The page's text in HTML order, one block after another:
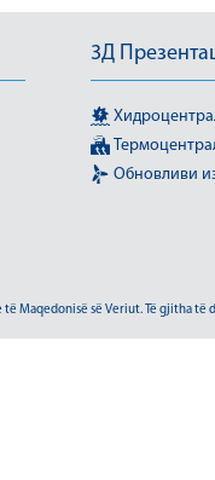
3Д
Обновливи
Maqedonisë së Veriut. Të gjitha të